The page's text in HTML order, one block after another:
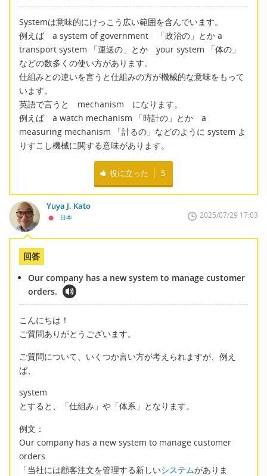
Systemは意味的にけっこう広い範囲を含んでいます。
例えば a system of government 「政治の」とか a
transport system 「運送の」とか your system 「体の」
などの数多くの使い方があります。
仕組みとの違いを言うと仕組みの方が機械的な意味をもって
います。
英語で言うと mechanism になります。
例えば a watch mechanism 「時計の」とか a
measuring mechanism 「計るの」などのように system よ
りすこし機械に関する意味があります。
役に立った 5
Yuya J. Kato
日本 2025/07/29 17:03
回答
Our company has a new system to manage customer
orders.
こんにちは！
ご質問ありがとうございます。
ご質問について、いくつか言い方が考えられますが、例え
ば、
system
とすると、「仕組み」や「体系」となります。
例文：
Our company has a new system to manage customer
orders.
「当社には顧客注文を管理する新しいシステムがありま